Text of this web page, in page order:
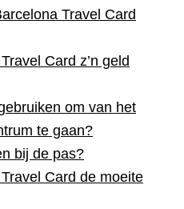
Travel Card
Card z’n geld
om van het
te gaan?
bij de pas?
Card de moeite